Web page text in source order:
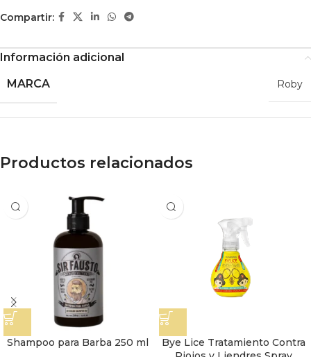
Compartir:
Información adicional
MARCA
Roby
Productos relacionados
Shampoo para Barba 250 ml
Bye Lice Tratamiento Contra